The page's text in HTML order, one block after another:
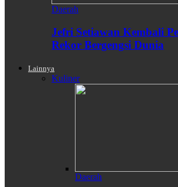
Daerah
Jefri Setiawan Kembali
Rekor Bergengsi Dunia
Lainnya
Kuliner
Daerah